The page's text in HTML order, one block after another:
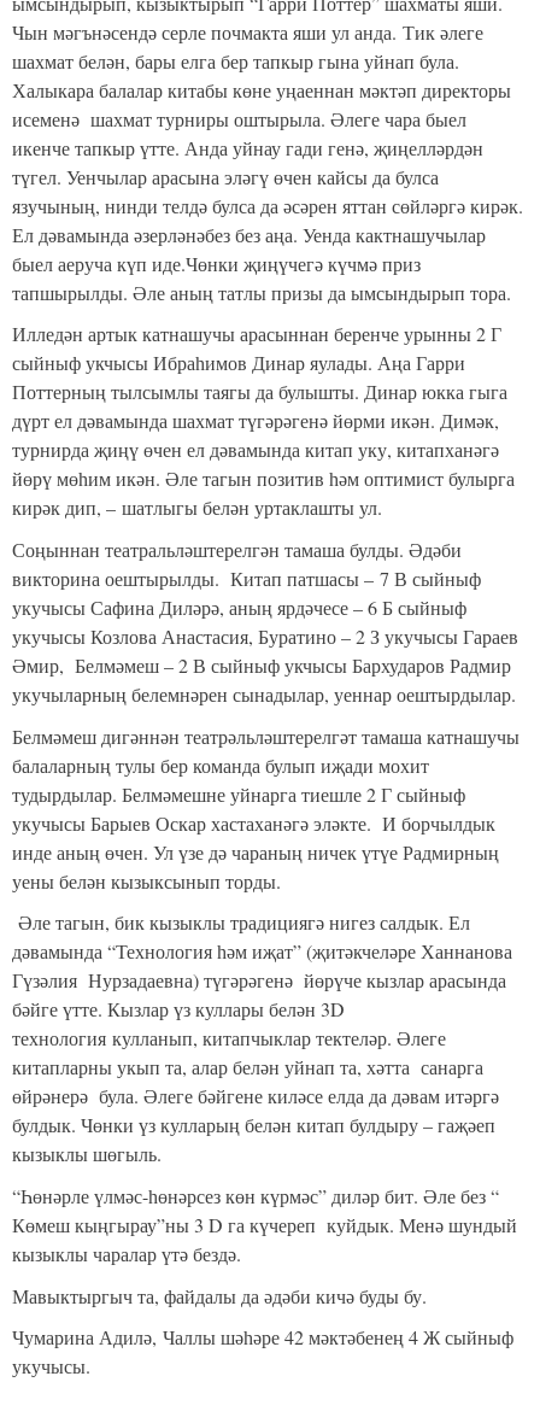
Чын мәгънәсендә серле почмакта яши ул анда. Тик әлеге
шахмат белән, бары елга бер тапкыр гына уйнап була.
Халыкара балалар китабы көне уңаеннан мәктәп директоры
исеменә шахмат турниры оштырыла. Әлеге чара быел
икенче тапкыр үтте. Анда уйнау гади генә, җиңелләрдән
түгел. Уенчылар арасына эләгү өчен кайсы да булса
язучының, нинди телдә булса да әсәрен яттан сөйләргә кирәк.
Ел дәвамында әзерләнәбез без аңа. Уенда кактнашучылар
быел аеруча күп иде.Чөнки җиңүчегә күчмә приз
тапшырылды. Әле аның татлы призы да ымсындырып тора.
Илледән артык катнашучы арасыннан беренче урынны 2 Г
сыйныф укчысы Ибраһимов Динар яулады. Аңа Гарри
Поттерның тылсымлы таягы да булышты. Динар юкка гыга
дүрт ел дәвамында шахмат түгәрәгенә йөрми икән. Димәк,
турнирда җиңү өчен ел дәвамында китап уку, китапханәгә
йөрү мөһим икән. Әле тагын позитив һәм оптимист булырга
кирәк дип, – шатлыгы белән уртаклашты ул.
Соңыннан театральләштерелгән тамаша булды. Әдәби
викторина оештырылды. Китап патшасы – 7 В сыйныф
укучысы Сафина Диләрә, аның ярдәчесе – 6 Б сыйныф
укучысы Козлова Анастасия, Буратино – 2 З укучысы Гараев
Әмир, Белмәмеш – 2 В сыйныф укчысы Бархударов Радмир
укучыларның белемнәрен сынадылар, уеннар оештырдылар.
Белмәмеш дигәннән театрәльләштерелгәт тамаша катнашучы
балаларның тулы бер команда булып иҗади мохит
тудырдылар. Белмәмешне уйнарга тиешле 2 Г сыйныф
укучысы Барыев Оскар хастаханәгә эләкте. И борчылдык
инде аның өчен. Ул үзе дә чараның ничек үтүе Радмирның
уены белән кызыксынып торды.
Әле тагын, бик кызыклы традициягә нигез салдык. Ел
дәвамында “Технология һәм иҗат” (җитәкчеләре Ханнанова
Гүзәлия Нурзадаевна) түгәрәгенә йөрүче кызлар арасында
бәйге үтте. Кызлар үз куллары белән 3D
технология кулланып, китапчыклар тектеләр. Әлеге
китапларны укып та, алар белән уйнап та, хәтта санарга
өйрәнерә була. Әлеге бәйгене киләсе елда да дәвам итәргә
булдык. Чөнки үз кулларың белән китап булдыру – гаҗәеп
кызыклы шөгыль.
“Һөнәрле үлмәс-һөнәрсез көн күрмәс” диләр бит. Әле без “
Көмеш кыңгырау”ны 3 D га күчереп куйдык. Менә шундый
кызыклы чаралар үтә бездә.
Мавыктыргыч та, файдалы да әдәби кичә буды бу.
Чумарина Адилә, Чаллы шәһәре 42 мәктәбенең 4 Ж сыйныф
укучысы.